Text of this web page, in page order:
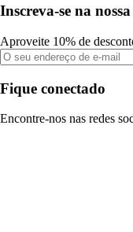
Inscreva-se na
Aproveite 10% de
Fique conectado
Encontre-nos nas redes